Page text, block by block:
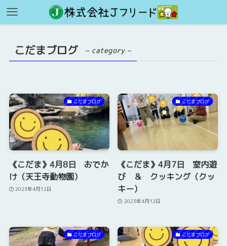
こだまブログ – category –
こだまブログ
《こだま》4月8日 おでか
け（天王寺動物園）
2023年4月12日
こだまブログ
《こだま》4月7日 室内遊
び ＆ クッキング（クッ
キー）
2023年4月12日
こだまブログ こだまブログ